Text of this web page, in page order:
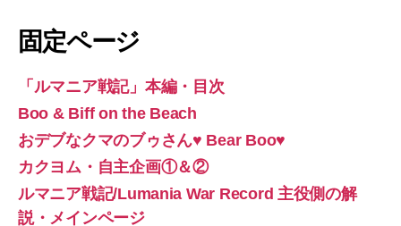
固定ページ
「ルマニア戦記」本編・目次
Boo & Biff on the Beach
おデブなクマのブゥさん♥ Bear Boo♥
カクヨム・自主企画①＆②
ルマニア戦記/Lumania War Record 主役側の解
説・メインページ